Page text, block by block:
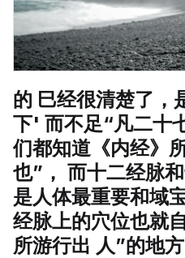
的 巳经很清楚了，
下' 而不足“凡二十
们都知道《内经》
也”， 而十二经脉
是人体最重要和域
经脉上的穴位也就
所游行出 人”的地